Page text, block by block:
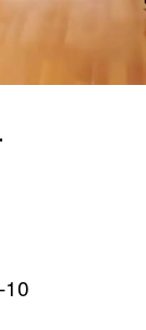
10